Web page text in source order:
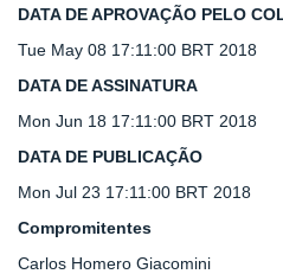
DATA DE APROVAÇÃO PELO
Tue May 08 17:11:00 BRT 2018
DATA DE ASSINATURA
Mon Jun 18 17:11:00 BRT 2018
DATA DE PUBLICAÇÃO
Mon Jul 23 17:11:00 BRT 2018
Compromitentes
Carlos Homero Giacomini